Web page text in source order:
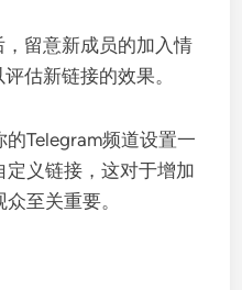
留意新成员的加入情
估新链接的效果。
Telegram频道设置一
义链接，这对于增加
至关重要。